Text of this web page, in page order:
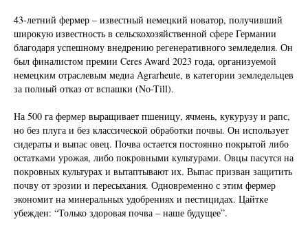
43-летний фермер – известный немецкий новатор, получивший
широкую известность в сельскохозяйственной сфере Германии
благодаря успешному внедрению регенеративного земледелия. Он
был финалистом премии Ceres Award 2023 года, организуемой
немецким отраслевым медиа Аgrarheute, в категории земледельцев
за полный отказ от вспашки (No-Till).
На 500 га фермер выращивает пшеницу, ячмень, кукурузу и рапс,
но без плуга и без классической обработки почвы. Он использует
сидераты и выпас овец. Почва остается постоянно покрытой либо
остатками урожая, либо покровными культурами. Овцы пасутся на
покровных культурах и вытаптывают их. Выпас призван защитить
почву от эрозии и пересыхания. Одновременно с этим фермер
экономит на минеральных удобрениях и пестицидах. Цайтке
убежден: “Только здоровая почва – наше будущее”.